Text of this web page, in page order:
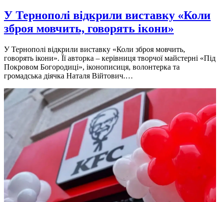
У Тернополі відкрили виставку «Коли
зброя мовчить, говорять ікони»
У Тернополі відкрили виставку «Коли зброя мовчить,
говорять ікони». Її авторка – керівниця творчої майстерні «Під
Покровом Богородиці», іконописиця, волонтерка та
громадська діячка Наталя Війтович.…